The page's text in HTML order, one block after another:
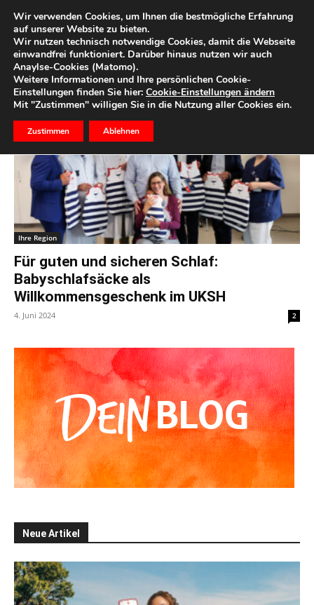
Start Schlagworte UKSH
Schlagwort: UKSH
Ihre Region
Für guten und sicheren Schlaf:
Babyschlafsäcke als
Willkommensgeschenk im UKSH
4. Juni 2024 2
Neue Artikel
Wir verwenden Cookies, um Ihnen die bestmögliche Erfahrung
auf unserer Website zu bieten.
Wir nutzen technisch notwendige Cookies, damit die Webseite
einwandfrei funktioniert. Darüber hinaus nutzen wir auch
Anaylse-Cookies (Matomo).
Weitere Informationen und Ihre persönlichen Cookie-
Einstellungen finden Sie hier: Cookie-Einstellungen ändern
Mit "Zustimmen" willigen Sie in die Nutzung aller Cookies ein.
Zustimmen Ablehnen